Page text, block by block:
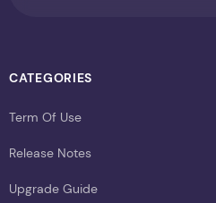
CATEGORIES
Term Of Use
Release Notes
Upgrade Guide